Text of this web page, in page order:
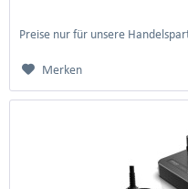
Preise nur für unsere
Merken